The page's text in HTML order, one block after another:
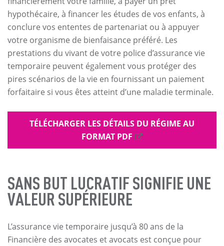
hypothécaire, à financer les études de vos enfants, à
conclure vos ententes de partenariat ou à appuyer
votre organisme de bienfaisance préféré. Les
prestations du vivant de votre police d’assurance vie
temporaire peuvent également vous protéger des
pires scénarios de la vie en fournissant un paiement
forfaitaire si vous êtes atteint d’une maladie terminale.
TÉLÉCHARGER LES DÉTAILS DU RÉGIME AU
FORMAT PDF
SANS BUT LUCRATIF SIGNIFIE UNE
VALEUR SUPÉRIEURE
L’assurance vie temporaire jusqu’à 80 ans de la
Financière des avocates et avocats est conçue pour